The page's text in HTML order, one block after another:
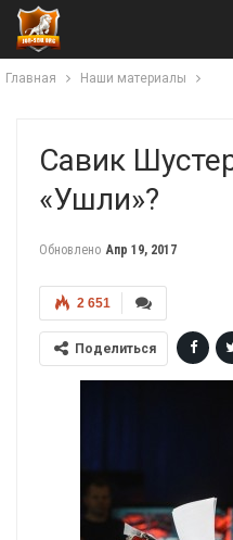
Главная Наши материалы
Савик
«ушли»?
Обновлено Апр 19, 2017
2 651
Поделиться